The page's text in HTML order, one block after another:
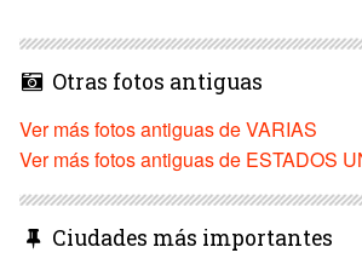
Otras fotos antiguas
Ver más fotos antiguas de VARIAS
Ver más fotos antiguas de ESTADOS
Ciudades más importantes